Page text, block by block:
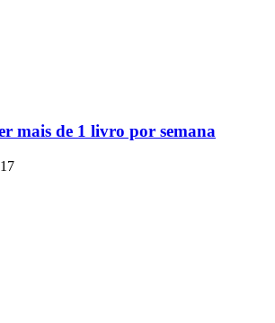
mais de 1 livro por semana